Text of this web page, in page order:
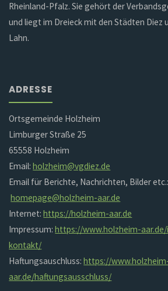
Rheinland-Pfalz. Sie gehört der
und liegt im Dreieck mit den Städten Diez
Lahn.
ADRESSE
Ortsgemeinde Holzheim
Limburger Straße 25
65558 Holzheim
Email:holzheim@vgdiez.de
Email für Berichte, Nachrichten, Bilder etc.:
homepage@holzheim-aar.de
Internet:https://holzheim-aar.de
Impressum:https://www.holzheim-
kontakt/
Haftungsauschluss:https://
aar.de/haftungsausschluss/